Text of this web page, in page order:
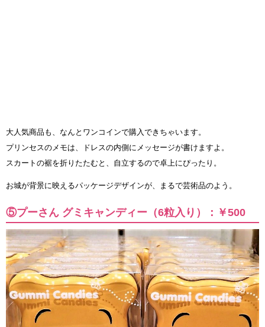
大人気商品も、なんとワンコインで購入できちゃいます。
プリンセスのメモは、ドレスの内側にメッセージが書けますよ。
スカートの裾を折りたたむと、自立するので卓上にぴったり。
お城が背景に映えるパッケージデザインが、まるで芸術品のよう。
⑤プーさん グミキャンディー（6粒入り）：￥500